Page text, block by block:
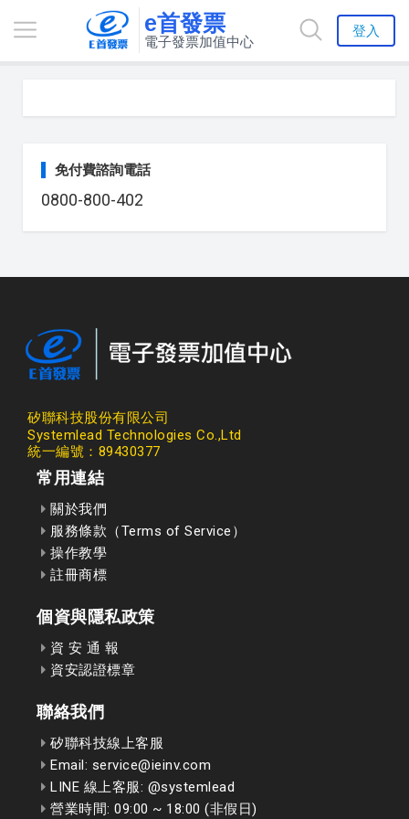
e首發票
電子發票加值中心
登入
免付費諮詢電話
0800-800-402
矽聯科技股份有限公司
Systemlead Technologies Co.,Ltd
統一編號：89430377
常用連結
關於我們
服務條款（Terms of Service）
操作教學
註冊商標
個資與隱私政策
資 安 通 報
資安認證標章
聯絡我們
矽聯科技線上客服
Email: service@ieinv.com
LINE 線上客服: @systemlead
營業時間: 09:00 ~ 18:00 (非假日)